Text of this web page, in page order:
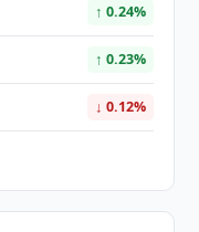
↑ 0.24%
↑ 0.23%
↓ 0.12%